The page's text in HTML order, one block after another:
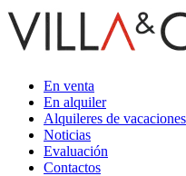
En venta
En alquiler
Alquileres de vacaciones
Noticias
Evaluación
Contactos